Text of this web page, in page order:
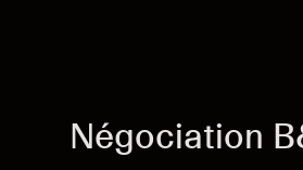
Négociation